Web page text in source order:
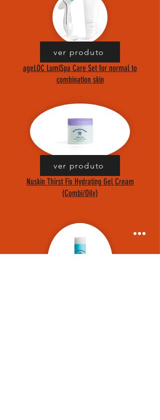
ver produto
ageLOC LumiSpa Care Set for normal to
combination skin
ver produto
Nuskin Thirst Fix Hydrating Gel Cream
(Combi/Oily)